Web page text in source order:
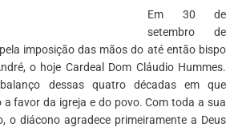
Em 30 de
setembro de
imposição das mãos do até então bispo
o hoje Cardeal Dom Cláudio Hummes.
dessas quatro décadas em que
favor da igreja e do povo. Com toda a sua
o diácono agradece primeiramente a Deus